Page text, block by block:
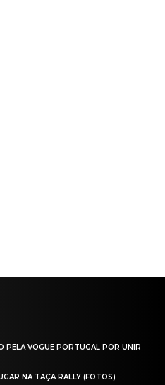
PELA VOGUE PORTUGAL POR UNIR
NA TAÇA RALLY (FOTOS)